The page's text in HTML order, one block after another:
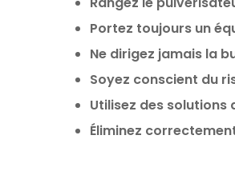
Portez toujours un
Ne dirigez jamais la
Soyez conscient du
Utilisez des solutions
Éliminez